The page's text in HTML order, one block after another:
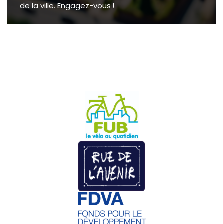
de la ville. Engagez-vous !